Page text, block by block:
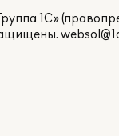
1С»